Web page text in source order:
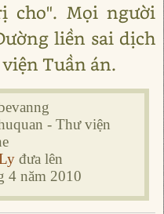
cho". Mọi người
liền sai dịch
Tuần án.
- Thư viện
đưa lên
4 năm 2010